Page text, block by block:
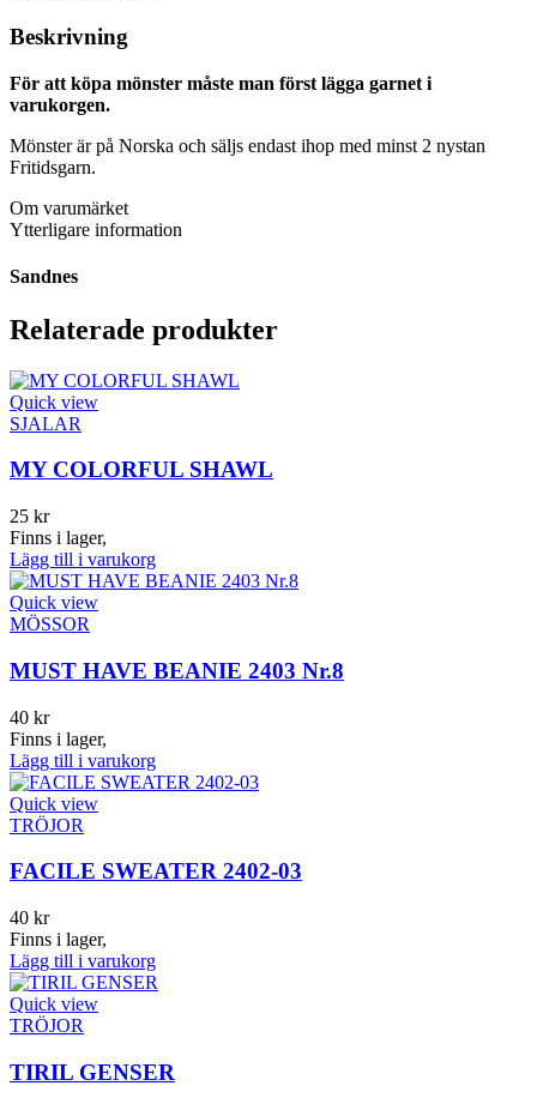
Beskrivning
För att köpa mönster måste man först lägga garnet i
varukorgen.
Mönster är på Norska och säljs endast ihop med minst 2 nystan
Fritidsgarn.
Om varumärket
Ytterligare information
Sandnes
Relaterade produkter
Quick view
SJALAR
MY COLORFUL SHAWL
25 kr
Finns i lager,
Lägg till i varukorg
Quick view
MÖSSOR
MUST HAVE BEANIE 2403 Nr.8
40 kr
Finns i lager,
Lägg till i varukorg
Quick view
TRÖJOR
FACILE SWEATER 2402-03
40 kr
Finns i lager,
Lägg till i varukorg
Quick view
TRÖJOR
TIRIL GENSER